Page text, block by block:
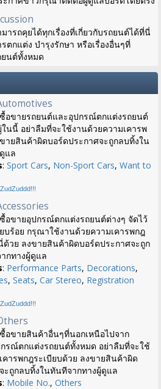
ารถคุยได้ทุกเรื่องที่เกี่ยวกับรถยนต์ได้ที่นี่
ตกแต่ง บำรุงรักษา หรือเรื่องอื่นๆที่
ยนต์ทั้งหมด
อขายรถยนต์และอุปกรณ์ตกแต่งรถยนต์
นนี้ อย่าลืมที่จะใช้งานด้วยความเคารพ
ายสินค้าผิดบอร์ดประกาศจะถูกลบทิ้งใน
แล
: Sport Cars, Non-Sport Cars, Want to
อขายอุปกรณ์ตกแต่งรถยนต์ต่างๆ จัดไว้
ยบร้อย กรุณาใช้งานด้วยความเคารพกฎ
ด้วย ลงขายสินค้าผิดบอร์ดประกาศจะถูก
กทางผู้ดูแล
: Performance Parts, Decorations,
, Seats, Car Stereo, Registration
อขายสินค้าอื่นๆที่นอกเหนือไปจาก
รณ์ตกแต่งรถยนต์ทั้งหมด อย่าลืมที่จะใช้
คารพกฎระเบียบด้วย ลงขายสินค้าผิด
ะถูกลบทิ้งในทันทีจากทางผู้ดูแล
: Mobile No., Others